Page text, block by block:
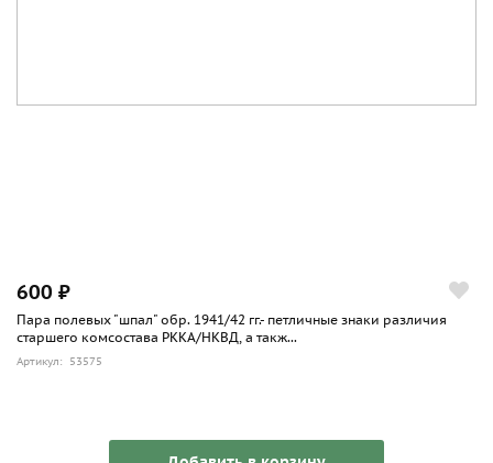
600 ₽
Пара полевых "шпал" обр. 1941/42 гг.- петличные знаки различия
старшего комсостава РККА/НКВД, а такж...
Артикул: 53575